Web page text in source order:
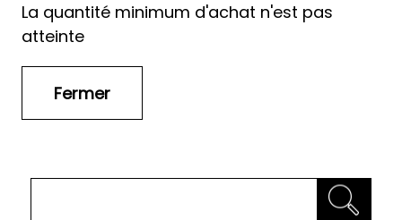
La quantité minimum d'achat n'est pas
atteinte